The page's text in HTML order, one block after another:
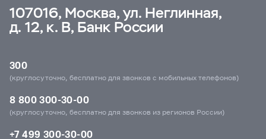
107016, Москва, ул. Неглинная,
д. 12, к. В, Банк России
300
(круглосуточно, бесплатно для звонков с мобильных телефонов)
8 800 300-30-00
(круглосуточно, бесплатно для звонков из регионов России)
+7 499 300-30-00